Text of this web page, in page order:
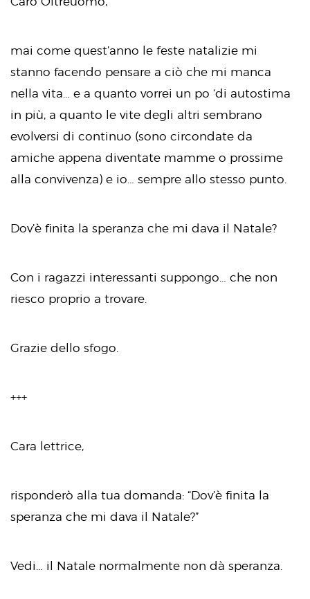
mai come quest’anno le feste natalizie mi
stanno facendo pensare a ciò che mi manca
nella vita… e a quanto vorrei un po ‘di autostima
in più, a quanto le vite degli altri sembrano
evolversi di continuo (sono circondate da
amiche appena diventate mamme o prossime
alla convivenza) e io… sempre allo stesso punto.
Dov’è finita la speranza che mi dava il Natale?
Con i ragazzi interessanti suppongo… che non
riesco proprio a trovare.
Grazie dello sfogo.
+++
Cara lettrice,
risponderò alla tua domanda: “Dov’è finita la
speranza che mi dava il Natale?”
Vedi… il Natale normalmente non dà speranza.